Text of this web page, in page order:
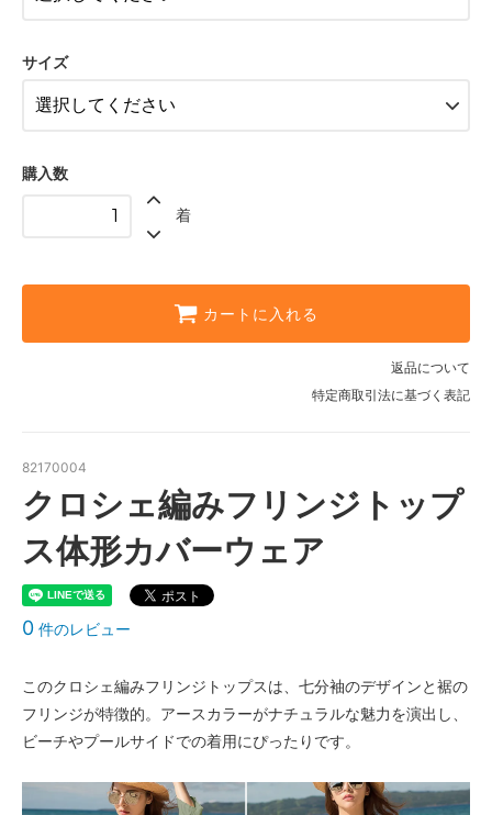
サイズ
購入数
着
カートに入れる
返品について
特定商取引法に基づく表記
82170004
クロシェ編みフリンジトップ
ス体形カバーウェア
0 件のレビュー
このクロシェ編みフリンジトップスは、七分袖のデザインと裾の
フリンジが特徴的。アースカラーがナチュラルな魅力を演出し、
ビーチやプールサイドでの着用にぴったりです。